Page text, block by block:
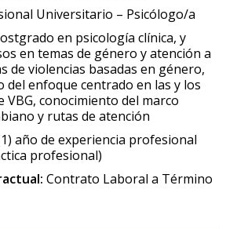
Universitario – Psicólogo/a
en psicología clínica, y
en temas de género y atención a
de violencias basadas en género,
del enfoque centrado en las y los
VBG, conocimiento del marco
y rutas de atención
año de experiencia profesional
profesional)
Contrato Laboral a Término